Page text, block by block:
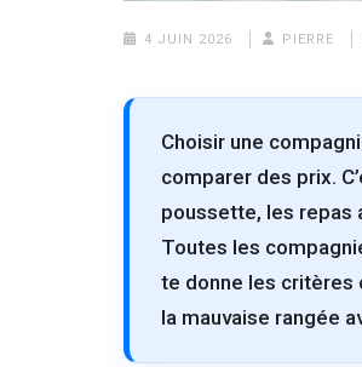
4 JUIN 2026 PIERRE
Choisir une
comparer des prix.
poussette, les repas
Toutes les
te donne les critères
la mauvaise rangée